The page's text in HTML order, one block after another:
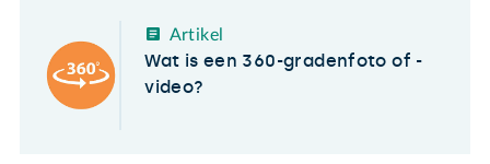
Artikel
Wat is een 360-gradenfoto of -
video?